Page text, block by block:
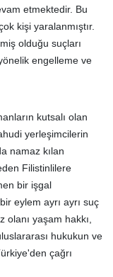
etmektedir. Bu
kişi yaralanmıştır.
olduğu suçları
engelleme ve
kutsalı olan
yerleşimcilerin
namaz kılan
Filistinlilere
bir işgal
eylem ayrı ayrı suç
olanı yaşam hakkı,
hukukun ve
çağrı